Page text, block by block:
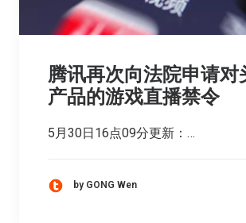
腾讯再次向法院申请对
产品的游戏直播禁令
5月30日16点09分更新：…
by GONG Wen